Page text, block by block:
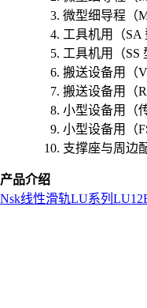
微型细导程（
工具机用（SA
工具机用（SS
搬送设备用（
搬送设备用（R
小型设备用（
小型设备用（
支撑座与周边
产品介绍
Nsk线性滑轨LU系列